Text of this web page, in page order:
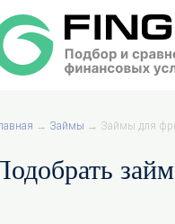
→ Займы → Займы для
займ